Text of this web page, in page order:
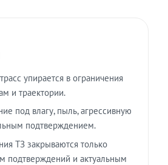
упирается в ограничения
и траектории.
под влагу, пыль, агрессивную
подтверждением.
ТЗ закрываются только
подтверждений и актуальным